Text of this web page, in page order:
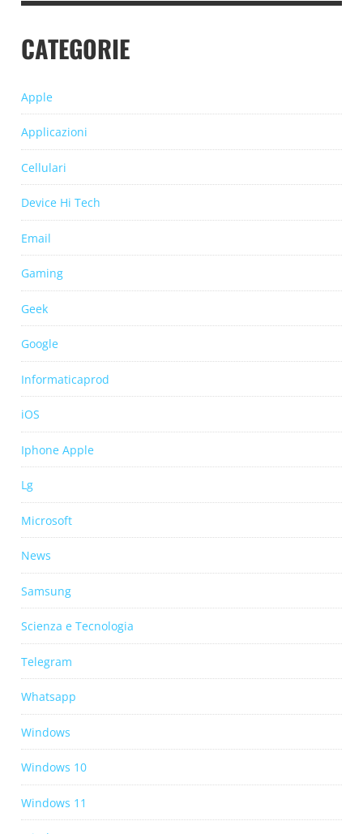
CATEGORIE
Apple
Applicazioni
Cellulari
Device Hi Tech
Email
Gaming
Geek
Google
Informaticaprod
iOS
Iphone Apple
Lg
Microsoft
News
Samsung
Scienza e Tecnologia
Telegram
Whatsapp
Windows
Windows 10
Windows 11